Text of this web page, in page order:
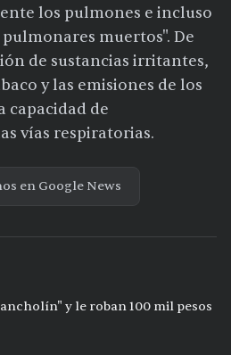
los pulmones e incluso
muertos". De
de sustancias irritantes,
y las emisiones de los
capacidad de
vías respiratorias.
en Google News
y le roban 100 mil pesos